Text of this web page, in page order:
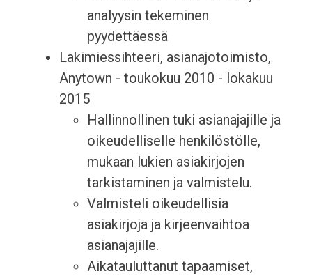
analyysin tekeminen
pyydettäessä
Lakimiessihteeri, asianajotoimisto,
Anytown - toukokuu 2010 - lokakuu
2015
Hallinnollinen tuki asianajajille ja
oikeudelliselle henkilöstölle,
mukaan lukien asiakirjojen
tarkistaminen ja valmistelu.
Valmisteli oikeudellisia
asiakirjoja ja kirjeenvaihtoa
asianajajille.
Aikatauluttanut tapaamiset,